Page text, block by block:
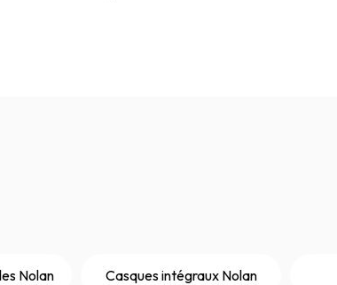
Nolan Casques intégraux Nolan